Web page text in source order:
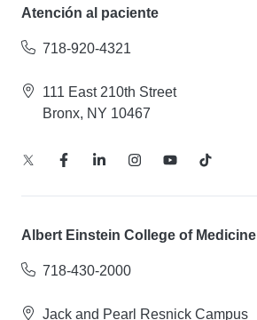
Atención al paciente
718-920-4321
111 East 210th Street
Bronx, NY 10467
Albert Einstein College of Medicine
718-430-2000
Jack and Pearl Resnick Campus